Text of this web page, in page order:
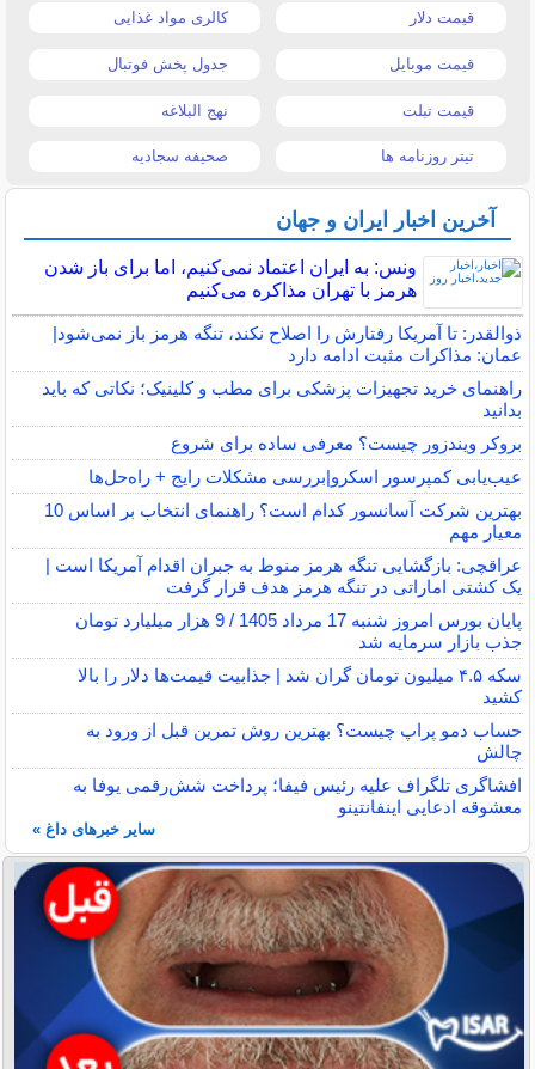
قیمت دلار کالری مواد غذایی
قیمت موبایل جدول پخش فوتبال
قیمت تبلت نهج البلاغه
تیتر روزنامه ها صحیفه سجادیه
آخرین اخبار ایران و جهان
ونس: به ایران اعتماد نمی‌کنیم، اما برای باز شدن
هرمز با تهران مذاکره می‌کنیم
ذوالقدر: تا آمریکا رفتارش را اصلاح نکند، تنگه هرمز باز نمی‌شود|
عمان: مذاکرات مثبت ادامه دارد
راهنمای خرید تجهیزات پزشکی برای مطب و کلینیک؛ نکاتی که باید
بدانید
بروکر ویندزور چیست؟ معرفی ساده برای شروع
عیب‌یابی کمپرسور اسکرو|بررسی مشکلات رایج + راه‌حل‌ها
بهترین شرکت آسانسور کدام است؟ راهنمای انتخاب بر اساس 10
معیار مهم
عراقچی: بازگشایی تنگه هرمز منوط به جبران اقدام آمریکا است |
یک کشتی اماراتی در تنگه هرمز هدف قرار گرفت
پایان بورس امروز شنبه 17 مرداد 1405 / 9 هزار میلیارد تومان
جذب بازار سرمایه شد
سکه ۴.۵ میلیون تومان گران شد | جذابیت قیمت‌ها دلار را بالا
کشید
حساب دمو پراپ چیست؟ بهترین روش تمرین قبل از ورود به
چالش
افشاگری تلگراف علیه رئیس فیفا؛ پرداخت شش‌رقمی یوفا به
معشوقه ادعایی اینفانتینو
سایر خبرهای داغ »